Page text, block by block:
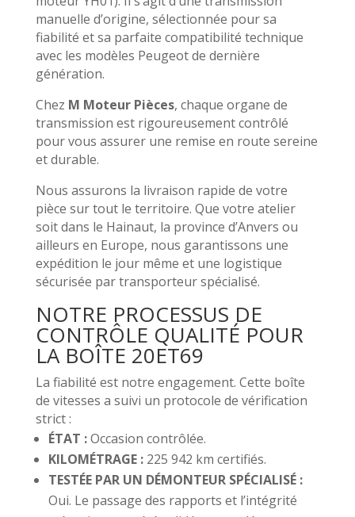
manuelle d’origine, sélectionnée pour sa
fiabilité et sa parfaite compatibilité technique
avec les modèles Peugeot de dernière
génération.
Chez M Moteur Pièces, chaque organe de
transmission est rigoureusement contrôlé
pour vous assurer une remise en route sereine
et durable.
Nous assurons la livraison rapide de votre
pièce sur tout le territoire. Que votre atelier
soit dans le Hainaut, la province d’Anvers ou
ailleurs en Europe, nous garantissons une
expédition le jour même et une logistique
sécurisée par transporteur spécialisé.
NOTRE PROCESSUS DE
CONTRÔLE QUALITÉ POUR
LA BOÎTE 20ET69
La fiabilité est notre engagement. Cette boîte
de vitesses a suivi un protocole de vérification
strict :
ÉTAT :Occasion contrôlée.
KILOMÉTRAGE :225 942 km certifiés.
TESTÉE PAR UN DÉMONTEUR SPÉCIALISÉ :
Oui. Le passage des rapports et l’intégrité